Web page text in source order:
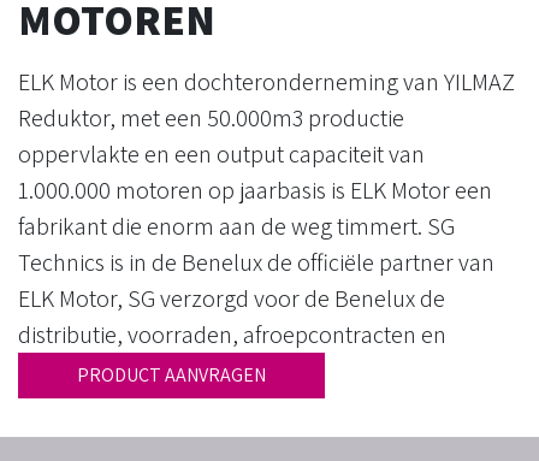
MOTOREN
ELK Motor is een dochteronderneming van YILMAZ
Reduktor, met een 50.000m3 productie
oppervlakte en een output capaciteit van
1.000.000 motoren op jaarbasis is ELK Motor een
fabrikant die enorm aan de weg timmert. SG
Technics is in de Benelux de officiële partner van
ELK Motor, SG verzorgd voor de Benelux de
distributie, voorraden, afroepcontracten en
aftersales.PRODUCT AANVRAGEN